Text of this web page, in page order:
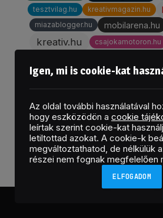
tesztvilag.hu kreativmagazin.hu
miazablogger.hu mobilarena.hu
kreativ.hu csajokamotoron.hu
mfor.hu
kaposvarmost.hu
bonline.hu
chefpincer.hu
Igen, mi is cookie-kat
Az oldal további használatával
hogy eszközödön a cookie
leírtak szerint cookie-kat
letiltottad azokat. A cookie-k
megváltoztathatod, de nélkülük
részei nem fognak megfelelően
ELFOGADOM